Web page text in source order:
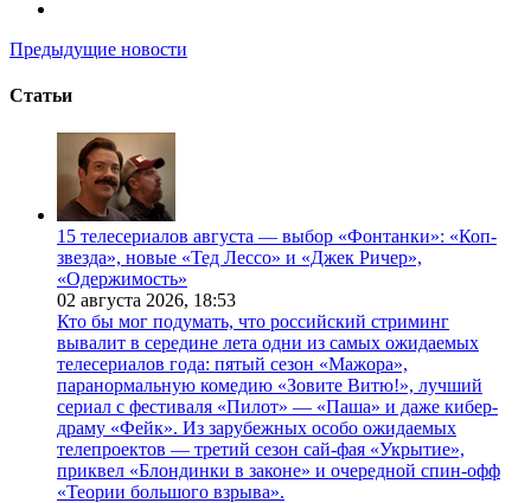
Предыдущие новости
Статьи
15 телесериалов августа — выбор «Фонтанки»: «Коп-
звезда», новые «Тед Лессо» и «Джек Ричер»,
«Одержимость»
02 августа 2026, 18:53
Кто бы мог подумать, что российский стриминг
вывалит в середине лета одни из самых ожидаемых
телесериалов года: пятый сезон «Мажора»,
паранормальную комедию «Зовите Витю!», лучший
сериал с фестиваля «Пилот» — «Паша» и даже кибер-
драму «Фейк». Из зарубежных особо ожидаемых
телепроектов — третий сезон сай-фая «Укрытие»,
приквел «Блондинки в законе» и очередной спин-офф
«Теории большого взрыва».